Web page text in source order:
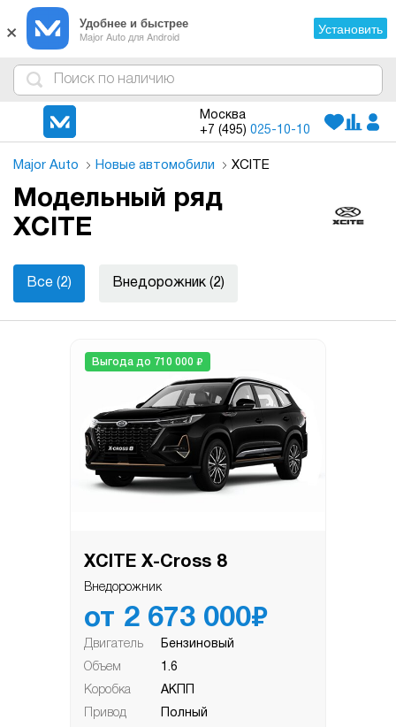
4
1
3
2
Москва
+7 (495) 025-10-10
Major Auto Новые автомобили XСITE
Модельный ряд
XСITE
Все (2) Внедорожник (2)
Выгода до 710 000 ₽
XСITE X-Cross 8
Внедорожник
от 2 673 000₽
Двигатель
Бензиновый
Объем
1.6
Коробка
АКПП
Привод
Полный
× Удобнее и быстрее
Major Auto для Android Установить